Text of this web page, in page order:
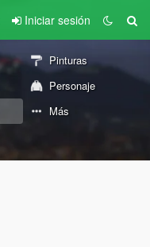
Iniciar sesión
Pinturas
Personaje
Más